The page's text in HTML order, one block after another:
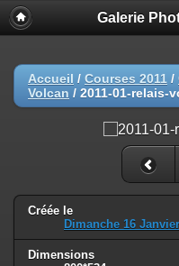
Galerie
Accueil / Courses 2011 /
Volcan / 2011-01-relais-
Créée le
Dimanche 16
Dimensions